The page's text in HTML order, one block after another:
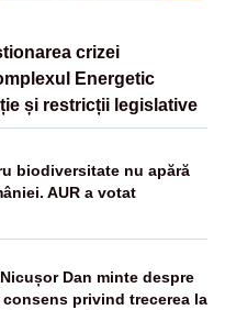
crizei
Energetic
și restricții legislative
biodiversitate nu apără
AUR a votat
Dan minte despre
privind trecerea la